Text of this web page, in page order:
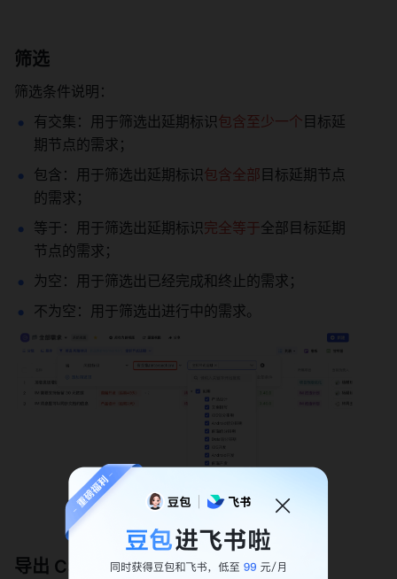
筛选
筛选条件说明：
有交集：用于筛选出延期标识包含至少一个 目标延
期节点的需求；
包含：⁣用于筛选出延期标识包含全部 目标延期节点
的需求；
等于：用于筛选出延期标识完全等于全部目标延期
节点的需求；
为空：用于筛选出已经完成和终止的需求；
不为空：用于筛选出进行中的需求。
导出 CSV